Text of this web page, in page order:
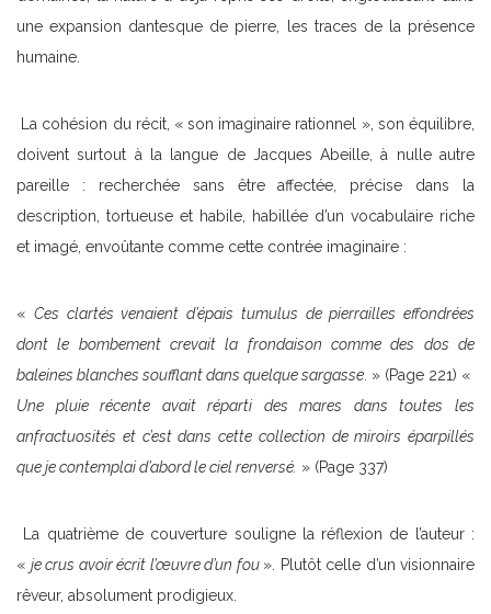
une expansion dantesque de pierre, les traces de la présence
humaine.
La cohésion du récit, « son imaginaire rationnel », son équilibre,
doivent surtout à la langue de Jacques Abeille, à nulle autre
pareille : recherchée sans être affectée, précise dans la
description, tortueuse et habile, habillée d’un vocabulaire riche
et imagé, envoûtante comme cette contrée imaginaire :
« Ces clartés venaient d’épais tumulus de pierrailles effondrées
dont le bombement crevait la frondaison comme des dos de
baleines blanches soufflant dans quelque sargasse . » (Page 221) «
Une pluie récente avait réparti des mares dans toutes les
anfractuosités et c’est dans cette collection de miroirs éparpillés
que je contemplai d’abord le ciel renversé. » (Page 337)
La quatrième de couverture souligne la réflexion de l’auteur :
« je crus avoir écrit l’œuvre d’un fou ». Plutôt celle d’un visionnaire
rêveur, absolument prodigieux.